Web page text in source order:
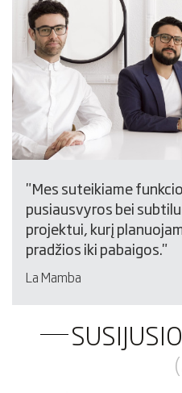
"Mes suteikiame
pusiausvyros bei
projektui, kurį
pradžios iki pabaigos."
La Mamba